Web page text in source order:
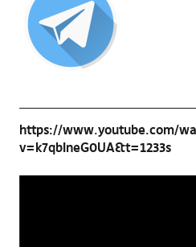
https://www.youtube.com/
v=k7qbIneG0UA&t=1233s